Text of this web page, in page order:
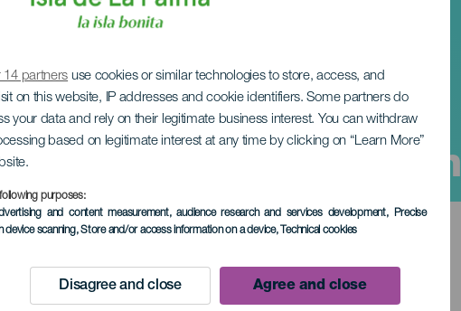
14 partners use cookies or similar technologies to store, access, and
on this website, IP addresses and cookie identifiers. Some partners do
your data and rely on their legitimate business interest. You can withdraw
based on legitimate interest at any time by clicking on “Learn More”
purposes:
and content measurement, audience research and services development, Precise
device scanning, Store and/or access information on a device, Technical cookies
Disagree and close Agree and close
Jungfrun av Carmen
September 2026
Localidad
Playa la Salemera